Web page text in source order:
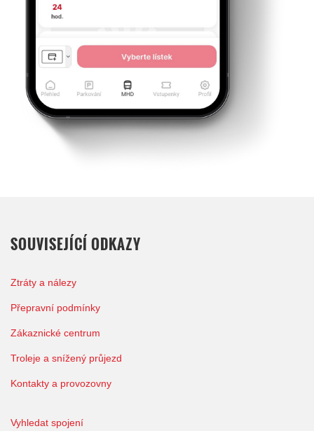
SOUVISEJÍCÍ ODKAZY
Ztráty a nálezy
Přepravní podmínky
Zákaznické centrum
Troleje a snížený průjezd
Kontakty a provozovny
Vyhledat spojení